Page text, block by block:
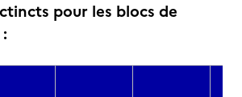
pour les blocs de